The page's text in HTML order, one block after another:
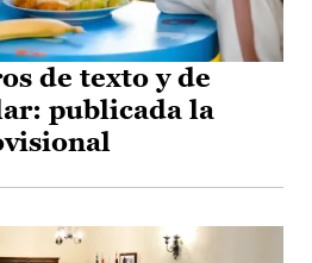
de texto y de
publicada la